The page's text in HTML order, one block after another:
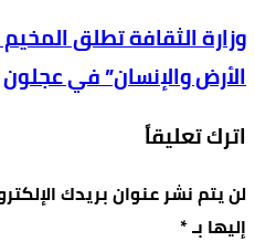
وزارة الثقافة تطلق
الأرض والإنسان” في عجلون
اترك تعليقاً
لن يتم نشر عنوان بريدك
إليها بـ*